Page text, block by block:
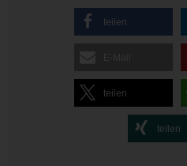
teilen
teilen
teilen